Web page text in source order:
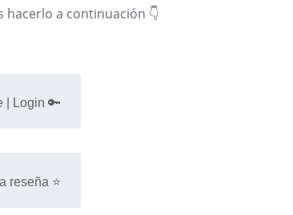
hacerlo a continuación 👇
| Login 🔑
reseña ⭐